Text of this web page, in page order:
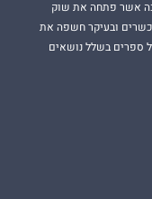
אשר פתחה את שוק
ובעיקר חשפה את
ספרים בשלל נושאים